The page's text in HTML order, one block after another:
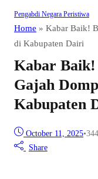
Pengabdi Negara Peristiwa
Home » Kabar Baik!
di Kabupaten Dairi
Kabar Baik!
Gajah
Kabupaten
October 11, 2025•344
Share